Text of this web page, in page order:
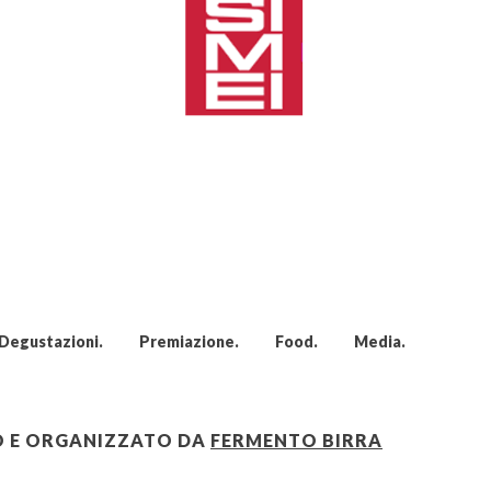
Premiazione Food Media
E ORGANIZZATO DA FERMENTO BIRRA